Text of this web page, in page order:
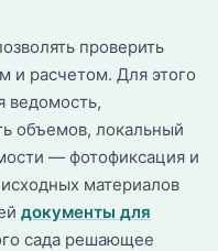
проверить
и расчетом. Для этого
ведомость,
объемов, локальный
— фотофиксация и
материалов
документы для
сада решающее